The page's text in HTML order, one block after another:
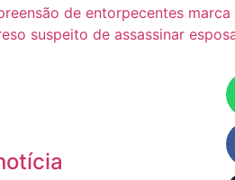
de entorpecentes
suspeito de assassinar